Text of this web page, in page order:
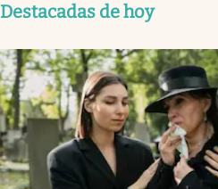
Destacadas de hoy